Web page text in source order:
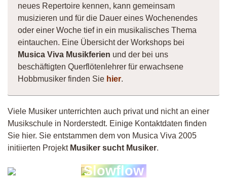
neues Repertoire kennen, kann gemeinsam
musizieren und für die Dauer eines Wochenendes
oder einer Woche tief in ein musikalisches Thema
eintauchen. Eine Übersicht der Workshops bei
Musica Viva Musikferien und der bei uns
beschäftigten Querflötenlehrer für erwachsene
Hobbmusiker finden Sie hier.
Viele Musiker unterrichten auch privat und nicht an einer
Musikschule in Norderstedt. Einige Kontaktdaten finden
Sie hier. Sie entstammen dem von Musica Viva 2005
initiierten Projekt Musiker sucht Musiker.
Slowflow